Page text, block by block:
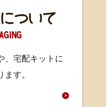
、宅配キットに
す。